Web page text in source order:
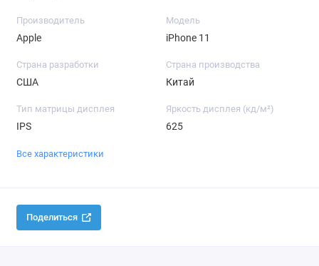
Производитель
Apple
Модель
iPhone 11
Страна разработки
США
Страна производства
Китай
Тип матрицы дисплея
IPS
Яркость дисплея (кд/ м²)
625
Все характеристики
Поделиться